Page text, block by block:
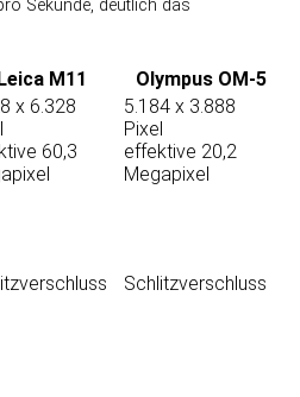
Sekunde, deut­lich das
M11 Olympus OM-5
x 6.328
60,3
5.184 x 3.888
Pixel
effektive 20,2
Megapixel
Schlitzverschluss